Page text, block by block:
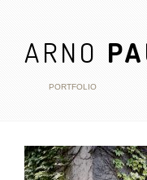
ARNO
PORTFOLIO